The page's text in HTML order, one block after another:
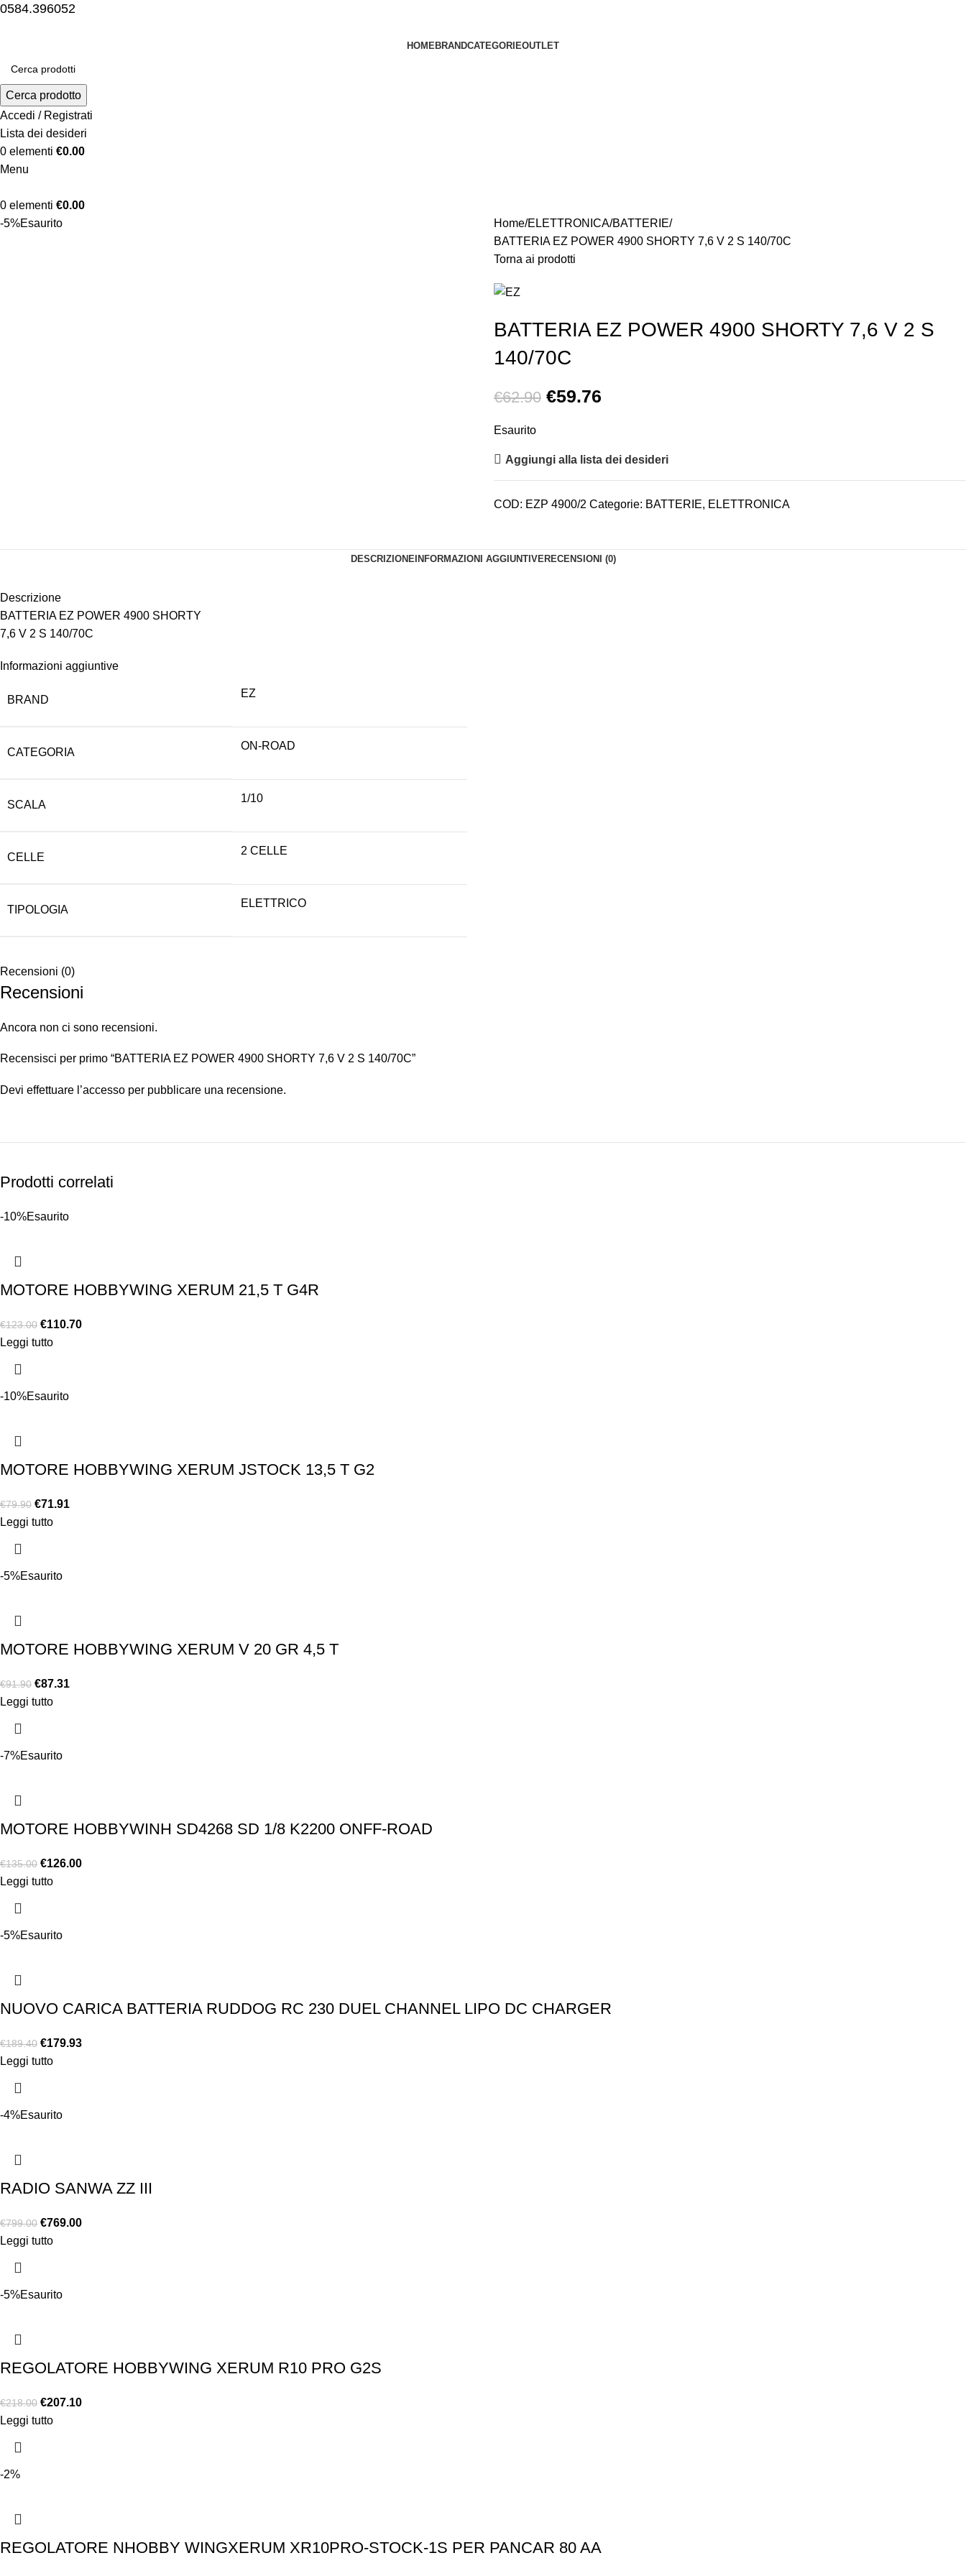
0584.396052
HOMEBRANDCATEGORIEOUTLET
Cerca prodotto
Accedi / Registrati
Lista dei desideri
0 elementi €0.00
Menu
0 elementi €0.00
-5%Esaurito Home ELETTRONICA BATTERIE
BATTERIA EZ POWER 4900 SHORTY 7,6 V 2 S 140/70C
Torna ai prodotti
BATTERIA EZ POWER 4900 SHORTY 7,6 V 2 S
140/70C
€62.90 €59.76
Esaurito
Aggiungi alla lista dei desideri
COD: EZP 4900/2 Categorie: BATTERIE, ELETTRONICA
DESCRIZIONEINFORMAZIONI AGGIUNTIVERECENSIONI (0)
Descrizione
BATTERIA EZ POWER 4900 SHORTY
7,6 V 2 S 140/70C
Informazioni aggiuntive
BRAND
EZ
CATEGORIA
ON-ROAD
SCALA
1/10
CELLE
2 CELLE
TIPOLOGIA
ELETTRICO
Recensioni (0)
Recensioni
Ancora non ci sono recensioni.
Recensisci per primo “BATTERIA EZ POWER 4900 SHORTY 7,6 V 2 S 140/70C”
Devi effettuare l’accesso per pubblicare una recensione.
Prodotti correlati
-10%Esaurito
MOTORE HOBBYWING XERUM 21,5 T G4R
€123.00 €110.70
Leggi tutto
-10%Esaurito
MOTORE HOBBYWING XERUM JSTOCK 13,5 T G2
€79.90 €71.91
Leggi tutto
-5%Esaurito
MOTORE HOBBYWING XERUM V 20 GR 4,5 T
€91.90 €87.31
Leggi tutto
-7%Esaurito
MOTORE HOBBYWINH SD4268 SD 1/8 K2200 ONFF-ROAD
€135.00 €126.00
Leggi tutto
-5%Esaurito
NUOVO CARICA BATTERIA RUDDOG RC 230 DUEL CHANNEL LIPO DC CHARGER
€189.40 €179.93
Leggi tutto
-4%Esaurito
RADIO SANWA ZZ III
€799.00 €769.00
Leggi tutto
-5%Esaurito
REGOLATORE HOBBYWING XERUM R10 PRO G2S
€218.00 €207.10
Leggi tutto
-2%
REGOLATORE NHOBBY WINGXERUM XR10PRO-STOCK-1S PER PANCAR 80 AA